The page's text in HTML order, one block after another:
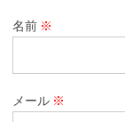
名前 ※
メール ※